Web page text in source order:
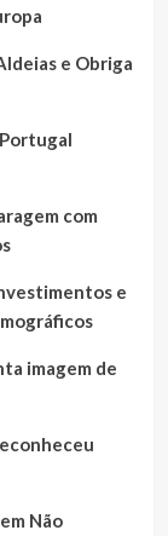
e Obriga
com
e
imagem de
Não